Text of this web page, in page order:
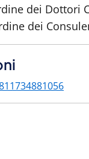
dei Dottori
dei